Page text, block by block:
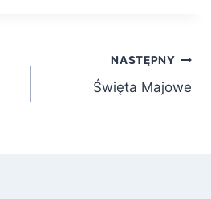
NASTĘPNY
Święta Majowe